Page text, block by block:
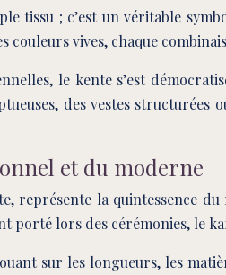
tissu ; c’est un véritable
couleurs vives, chaque
le kente s’est
des vestes
et du moderne
représente la quintessence
lors des cérémonies, le
sur les longueurs, les